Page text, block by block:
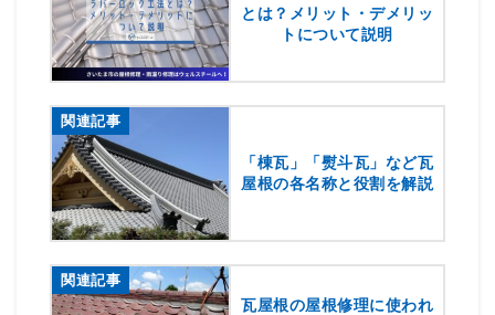
とは？メリット・デメリッ
トについて説明
関連記事
「棟瓦」「熨斗瓦」など瓦
屋根の各名称と役割を解説
関連記事
瓦屋根の屋根修理に使われ